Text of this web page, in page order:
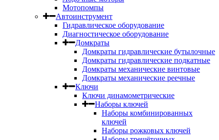
Мотопомпы
Автоинструмент
Гидравлическое оборудование
Диагностическое оборудование
Домкраты
Домкраты гидравлические бутылочные
Домкраты гидравлические подкатные
Домкраты механические винтовые
Домкраты механические реечные
Ключи
Ключи динамометрические
Наборы ключей
Наборы комбинированных
ключей
Наборы рожковых ключей